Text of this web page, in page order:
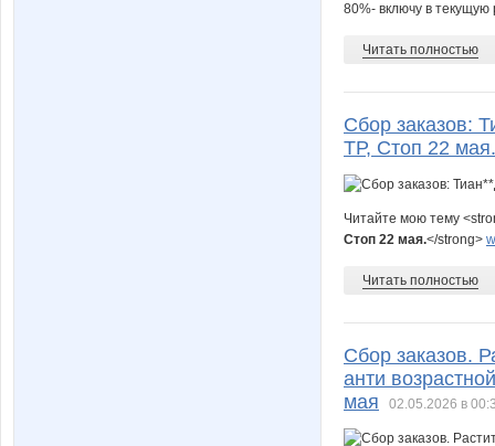
80%- включу в текущую
Читать полностью
Сбор заказов:
ТР, Стоп 22 мая.
Читайте мою тему
Стоп 22 мая.</strong>
Читать полностью
Сбор заказов.
анти
мая
02.05.2026 в